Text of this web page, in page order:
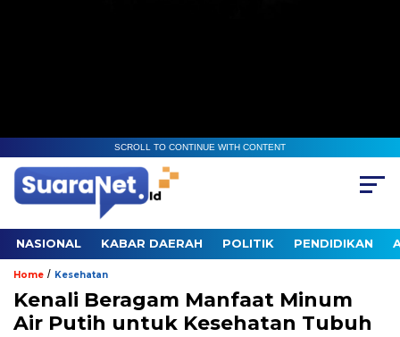
SCROLL TO CONTINUE WITH CONTENT
NASIONAL KABAR DAERAH POLITIK PENDIDIKAN
Home / Kesehatan
Kenali Beragam Manfaat Minum
Air Putih untuk Kesehatan Tubuh